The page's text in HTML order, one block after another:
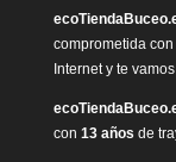
comprometida
Internet y te
con 13 años de